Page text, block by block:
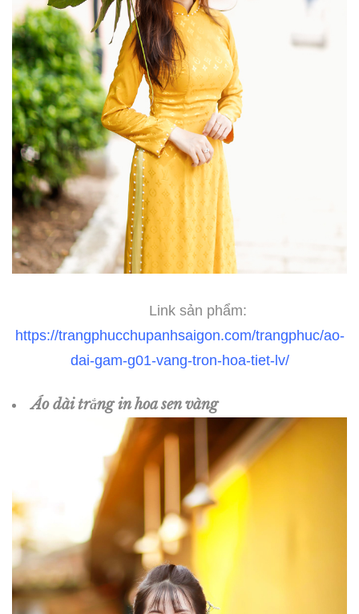
Link sản phẩm:
https://trangphucchupanhsaigon.com/trangphuc/ao-
dai-gam-g01-vang-tron-hoa-tiet-lv/
Áo dài trắng in hoa sen vàng